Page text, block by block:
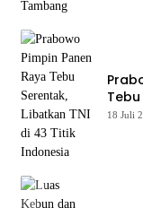
43
18 Juli